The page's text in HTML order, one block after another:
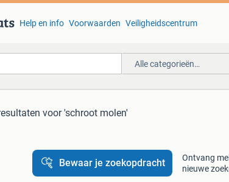
Help en info Voorwaarden Veiligheidscentrum
Alle categorieën…
voor 'schroot molen'
Bewaar je zoekopdracht
Ontvang
nieuwe